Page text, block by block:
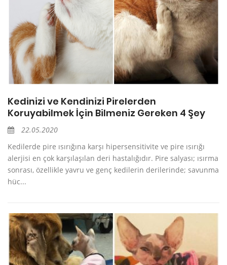
Kedinizi ve Kendinizi Pirelerden
Koruyabilmek İçin Bilmeniz Gereken 4 Şey
22.05.2020
Kedilerde pire ısırığına karşı hipersensitivite ve pire ısırığı
alerjisi en çok karşılaşılan deri hastalığıdır. Pire salyası; ısırma
sonrası, özellikle yavru ve genç kedilerin derilerinde; savunma
hüc...